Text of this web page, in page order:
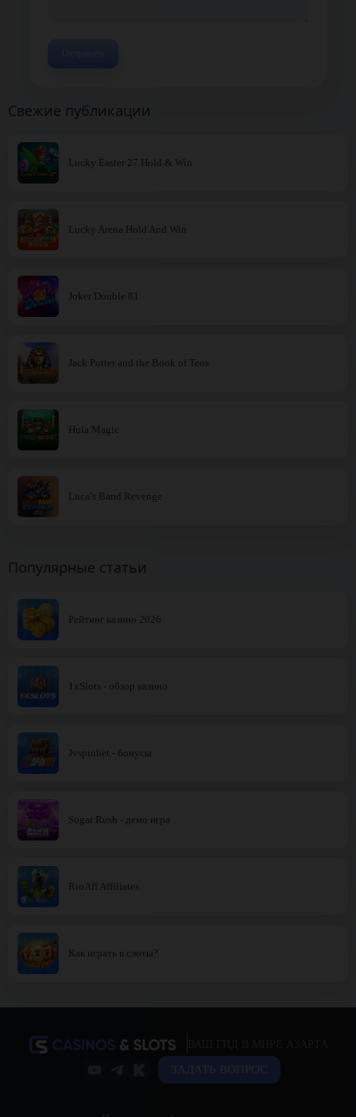
Свежие публикации
Lucky Easter 27 Hold & Win
Lucky Arena Hold And Win
Joker Double 81
Jack Potter and the Book of Teos
Hula Magic
Luca’s Band Revenge
Популярные статьи
Рейтинг казино 2026
1xSlots - обзор казино
Jvspinbet - бонусы
Sugar Rush - демо игра
RioAff Affiliates
Как играть в слоты?
ЗАДАТЬ ВОПРОС